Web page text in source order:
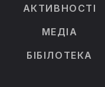
АКТИВНОСТІ
МЕДІА
БІБІЛОТЕКА